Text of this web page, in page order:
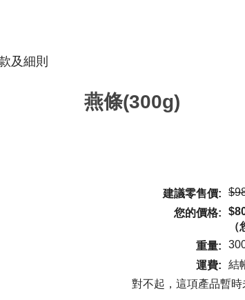
及細則
燕條(300g)
建議零售價:
您的價格:
重量:
運費:
結
對不起，這項產品暫時